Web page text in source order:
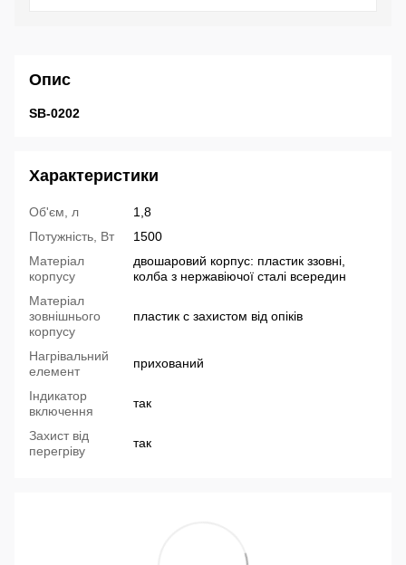
Опис
SB-0202
Характеристики
Об'єм, л
1,8
Потужність, Вт
1500
Матеріал
корпусу
двошаровий корпус: пластик ззовні,
колба з нержавіючої сталі всередин
Матеріал
зовнішнього
корпусу
пластик с захистом від опіків
Нагрівальний
елемент
прихований
Індикатор
включення
так
Захист від
перегріву
так